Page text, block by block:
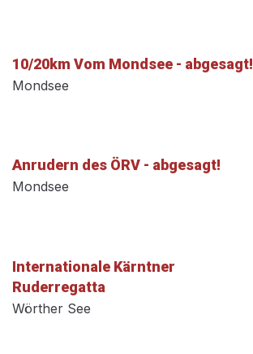
10/20km Vom Mondsee - abgesagt!
Mondsee
Anrudern des ÖRV - abgesagt!
Mondsee
Internationale Kärntner
Ruderregatta
Wörther See